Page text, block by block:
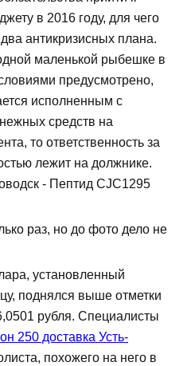
в 2016 году, для чего
антикризисных плана.
маленькой рыбешке в
предусмотрено,
исполненным с
средств на
то ответственность за
лежит на должнике.
- Пептид CJC1295
раз, но до фото дело не
установленный
поднялся выше отметки
рубля. Специалисты
250 доставка Усть-
похожего на него в